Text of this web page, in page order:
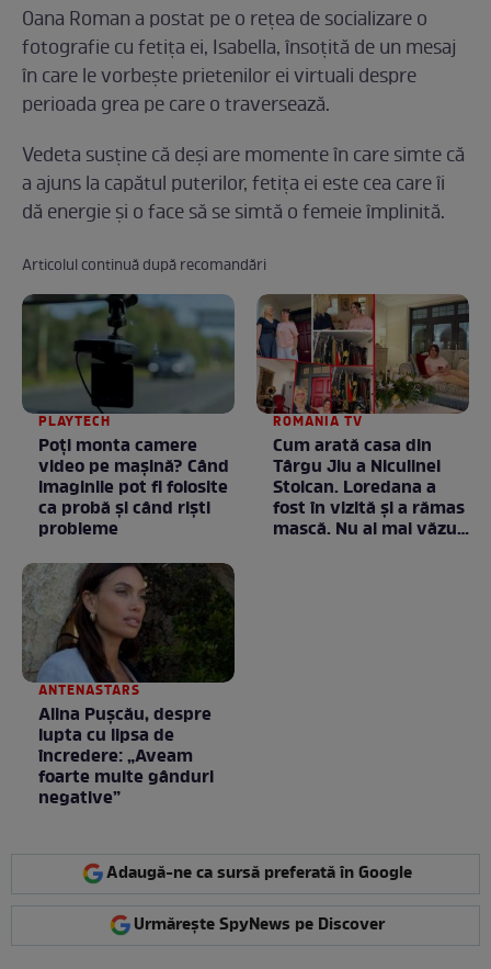
Oana Roman a postat pe o reţea de socializare o
fotografie cu fetiţa ei, Isabella, însoţită de un mesaj
în care le vorbeşte prietenilor ei virtuali despre
perioada grea pe care o traversează.
Vedeta susţine că deşi are momente în care simte că
a ajuns la capătul puterilor, fetiţa ei este cea care îi
dă energie şi o face să se simtă o femeie împlinită.
Articolul continuă după recomandări
PLAYTECH
Poți monta camere
video pe mașină? Când
imaginile pot fi folosite
ca probă și când riști
probleme
ROMANIA TV
Cum arată casa din
Târgu Jiu a Niculinei
Stoican. Loredana a
fost în vizită și a rămas
mască. Nu ai mai văzut
ANTENASTARS
Alina Pușcău, despre
lupta cu lipsa de
încredere: „Aveam
foarte multe gânduri
negative”
Adaugă-ne ca sursă preferată în Google
Urmărește SpyNews pe Discover